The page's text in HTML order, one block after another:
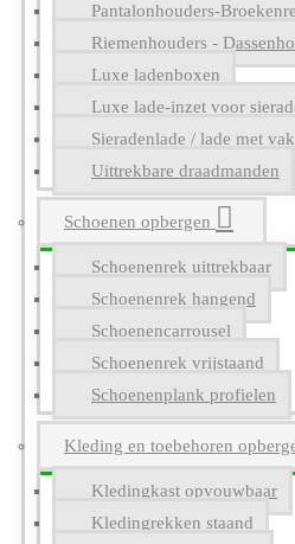
Pantalonhouders-
Riemenhouders -
Luxe ladenboxen
Luxe lade-inzet voor
Sieradenlade / lade met
Uittrekbare draadmanden
Schoenen opbergen
Schoenenrek uittrekbaar
Schoenenrek hangend
Schoenencarrousel
Schoenenrek vrijstaand
Schoenenplank profielen
Kleding en toebehoren
Kledingkast opvouwbaar
Kledingrekken staand